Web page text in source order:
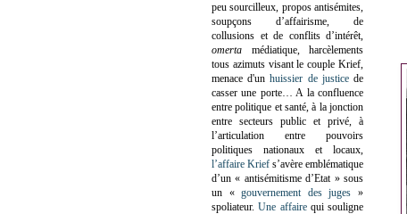
peu sourcilleux, propos antisémites,
soupçons d’affairisme, de
collusions et de conflits d’intérêt,
omerta médiatique, harcèlements
tous azimuts visant le couple Krief,
menace d'unhuissier de justicede
casser une porte… A la confluence
entre politique et santé, à la jonction
entre secteurs public et privé, à
l’articulation entre pouvoirs
politiques nationaux et locaux,
l’affaire Krief s’avère emblématique
d’un « antisémitisme d’Etat » sous
un «gouvernement des juges »
spoliateur.Une affairequi souligne